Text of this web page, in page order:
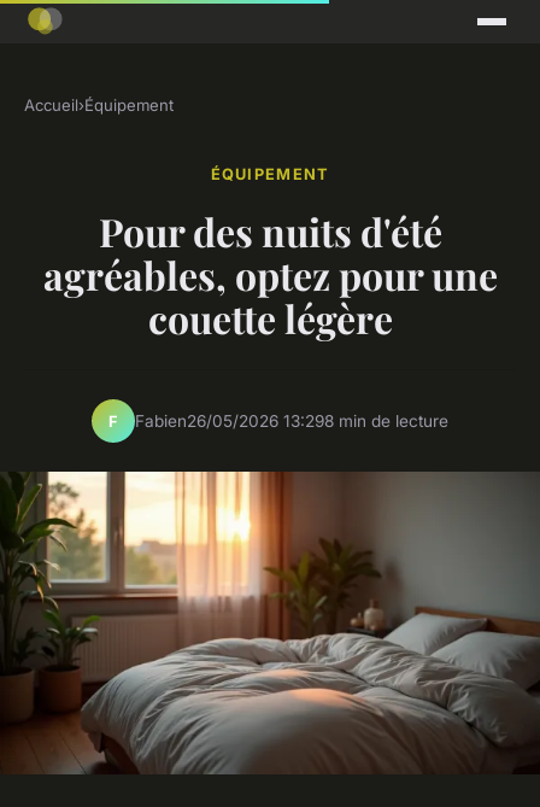
Accueil›Équipement
ÉQUIPEMENT
Pour des nuits d'été
agréables, optez pour une
couette légère
F Fabien26/05/2026 13:298 min de lecture